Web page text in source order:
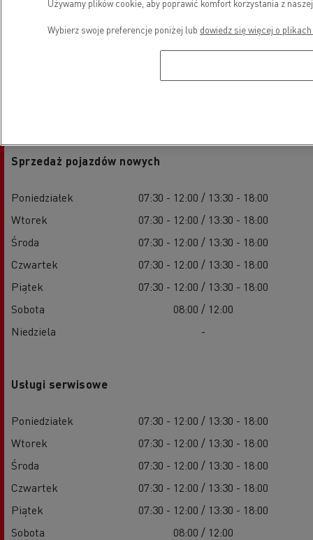
Sprzedaż pojazdów nowych
Poniedziałek
07:30 - 12:00 / 13:30 - 18:00
Wtorek
07:30 - 12:00 / 13:30 - 18:00
Środa
07:30 - 12:00 / 13:30 - 18:00
Czwartek
07:30 - 12:00 / 13:30 - 18:00
Piątek
07:30 - 12:00 / 13:30 - 18:00
Sobota
08:00 / 12:00
Niedziela
-
Usługi serwisowe
Poniedziałek
07:30 - 12:00 / 13:30 - 18:00
Wtorek
07:30 - 12:00 / 13:30 - 18:00
Środa
07:30 - 12:00 / 13:30 - 18:00
Czwartek
07:30 - 12:00 / 13:30 - 18:00
Piątek
07:30 - 12:00 / 13:30 - 18:00
Sobota
08:00 / 12:00
Używamy plików cookie, aby poprawić komfort korzystania z
Wybierz swoje preferencje poniżej lub dowiedz się więcej o